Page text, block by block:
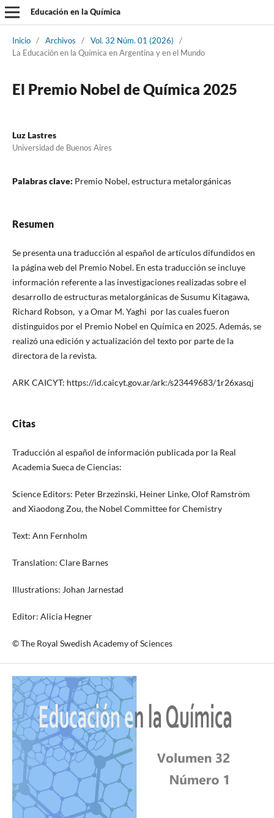
Educación en la Química
Inicio / Archivos / Vol. 32 Núm. 01 (2026)
/
La Educación en la Química en Argentina y en el Mundo
El Premio Nobel de Química 2025
Luz Lastres
Universidad de Buenos Aires
Palabras clave: Premio Nobel, estructura metalorgánicas
Resumen
Se presenta una traducción al español de artículos difundidos en
la página web del Premio Nobel. En esta traducción se incluye
información referente a las investigaciones realizadas sobre el
desarrollo de estructuras metalorgánicas de Susumu Kitagawa,
Richard Robson, y a Omar M. Yaghi por las cuales fueron
distinguidos por el Premio Nobel en Química en 2025. Además, se
realizó una edición y actualización del texto por parte de la
directora de la revista.
ARK CAICYT: https://id.caicyt.gov.ar/ark:/s23449683/1r26xasqj
Citas
Traducción al español de información publicada por la Real
Academia Sueca de Ciencias:
Science Editors: Peter Brzezinski, Heiner Linke, Olof Ramström
and Xiaodong Zou, the Nobel Committee for Chemistry
Text: Ann Fernholm
Translation: Clare Barnes
Illustrations: Johan Jarnestad
Editor: Alicia Hegner
© The Royal Swedish Academy of Sciences